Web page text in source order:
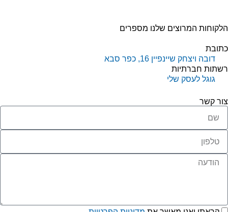
המרוצים שלנו מספרים
דובה ויצחק שיינפיין 16, כפר סבא
חברתיות
גוגל לעסק שלי
קשר